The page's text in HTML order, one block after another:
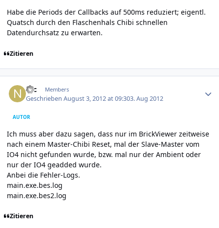
Habe die Periods der Callbacks auf 500ms reduziert; eigentl.
Quatsch durch den Flaschenhals Chibi schnellen
Datendurchsatz zu erwarten.
Zitieren
Nic Members
GeschriebenAugust 3, 2012 at 09:303. Aug 2012
AUTOR
Ich muss aber dazu sagen, dass nur im BrickViewer zeitweise
nach einem Master-Chibi Reset, mal der Slave-Master vom
IO4 nicht gefunden wurde, bzw. mal nur der Ambient oder
nur der IO4 geadded wurde.
Anbei die Fehler-Logs.
main.exe.bes.log
main.exe.bes2.log
Zitieren